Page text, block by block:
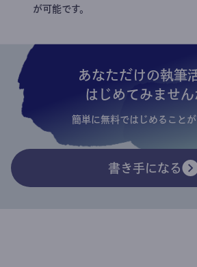
が可能です。
あなただけの執筆
はじめてみません
簡単に無料ではじめること
書き手になる